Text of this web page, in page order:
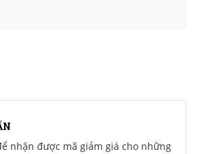
nhận được mã giảm giá cho những